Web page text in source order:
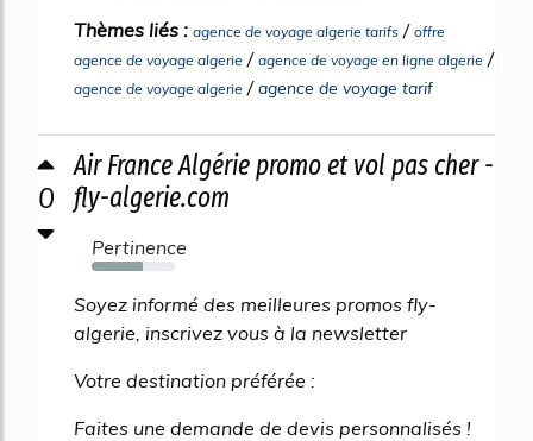
Thèmes liés : agence de voyage algerie tarifs / offre
agence de voyage algerie / agence de voyage en ligne algerie /
agence de voyage algerie /agence de voyage tarif
0
Air France Algérie promo et vol pas cher -
fly-algerie.com
Pertinence
62%
Soyez informé des meilleures promos fly-
algerie, inscrivez vous à la newsletter
Votre destination préférée :
Faites une demande de devis personnalisés !